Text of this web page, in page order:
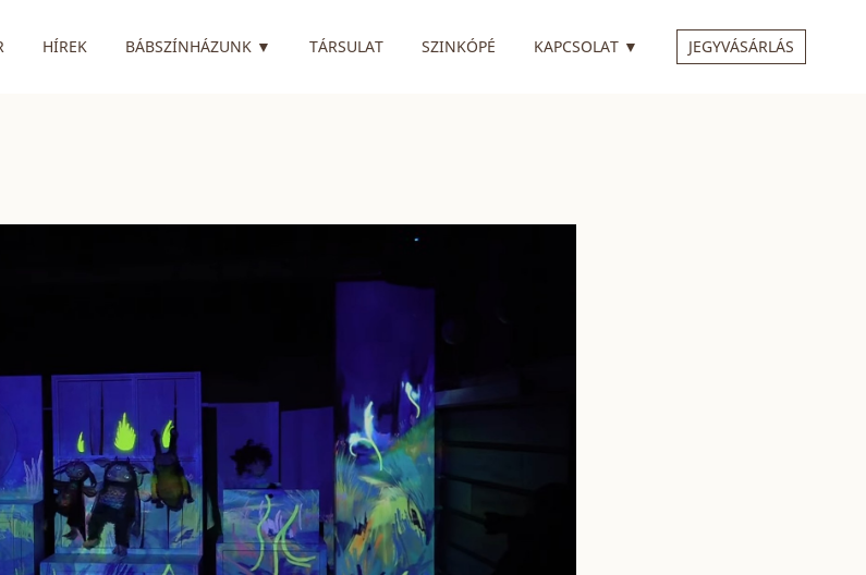
HÍREK BÁBSZÍNHÁZUNK ▼ RENDELKEZIK ALMENÜVEL
TÁRSULAT SZINKÓPÉ KAPCSOLAT ▼ RENDELKEZIK ALMENÜVEL
JEGYVÁSÁRLÁS